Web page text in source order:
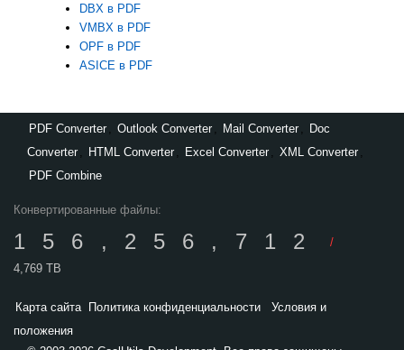
DBX в PDF
VMBX в PDF
OPF в PDF
ASICE в PDF
PDF Converter Outlook Converter Mail Converter
Doc
Converter
HTML Converter Excel Converter XML Converter
PDF Combine
Конвертированные файлы:
156,256,712
/
4,769 TB
Карта сайта Политика конфиденциальности
Условия и
положения